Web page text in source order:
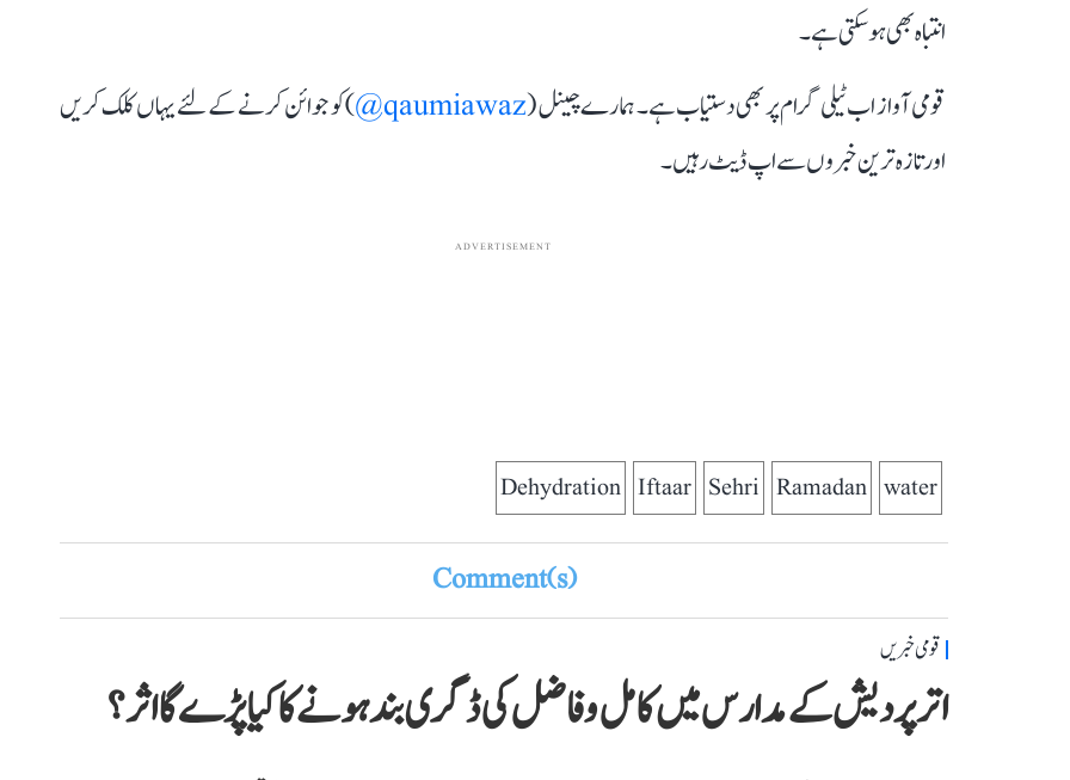
انتباہ بھی ہو سکتی ہے۔
قومی آواز اب ٹیلی گرام پر بھی دستیاب ہے۔ ہمارے چینل (qaumiawaz@
) کو جوائن کرنے کے لئے یہاں کلک کریں
اور تازہ ترین خبروں سے اپ ڈیٹ رہیں۔
ADVERTISEMENT
water
Ramadan
Sehri
Iftaar
Dehydration
Comment(s)
قومی خبریں
اتر پردیش کے مدارس میں کامل و فاضل کی ڈگری بند ہونے کا کیا پڑے گا اثر؟